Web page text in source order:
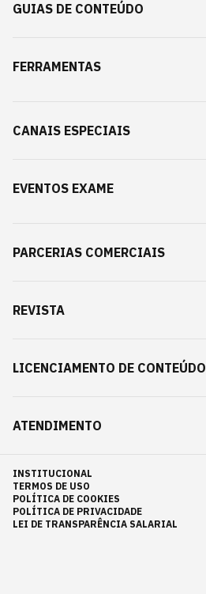
GUIAS DE CONTEÚDO
FERRAMENTAS
CANAIS ESPECIAIS
EVENTOS EXAME
PARCERIAS COMERCIAIS
REVISTA
LICENCIAMENTO DE CONTEÚDO
ATENDIMENTO
INSTITUCIONAL
TERMOS DE USO
POLÍTICA DE COOKIES
POLÍTICA DE PRIVACIDADE
LEI DE TRANSPARÊNCIA SALARIAL